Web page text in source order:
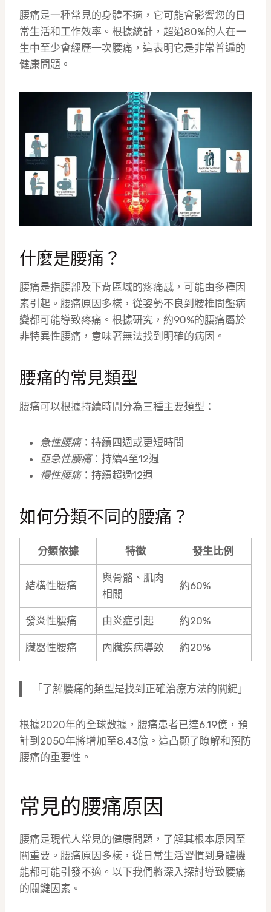
腰痛是一種常見的身體不適，它可能會影響您的日
常生活和工作效率。根據統計，超過80%的人在一
生中至少會經歷一次腰痛，這表明它是非常普遍的
健康問題。
什麼是腰痛？
腰痛是指腰部及下背區域的疼痛感，可能由多種因
素引起。腰痛原因多樣，從姿勢不良到腰椎間盤病
變都可能導致疼痛。根據研究，約90%的腰痛屬於
非特異性腰痛，意味著無法找到明確的病因。
腰痛的常見類型
腰痛可以根據持續時間分為三種主要類型：
急性腰痛：持續四週或更短時間
亞急性腰痛：持續4至12週
慢性腰痛：持續超過12週
如何分類不同的腰痛？
分類依據 特徵 發生比例
結構性腰痛
與骨骼、肌肉
相關
約60%
發炎性腰痛 由炎症引起 約20%
臟器性腰痛 內臟疾病導致 約20%
「了解腰痛的類型是找到正確治療方法的關鍵」
根據2020年的全球數據，腰痛患者已達6.19億，預
計到2050年將增加至8.43億。這凸顯了瞭解和預防
腰痛的重要性。
常見的腰痛原因
腰痛是現代人常見的健康問題，了解其根本原因至
關重要。腰痛原因多樣，從日常生活習慣到身體機
能都可能引發不適。以下我們將深入探討導致腰痛
的關鍵因素。